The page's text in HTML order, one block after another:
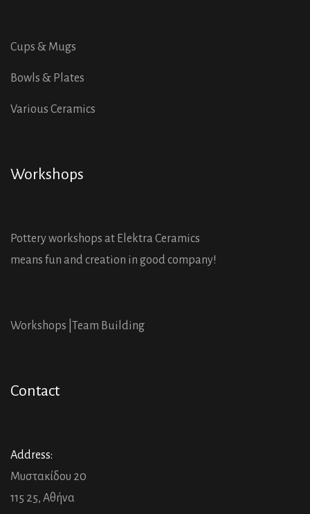
Cups & Mugs
Bowls & Plates
Various Ceramics
Workshops
Pottery workshops at Elektra Ceramics
means fun and creation in good company!
Workshops | Team Building
Contact
Address:
Μυστακίδου 20
115 25, Αθήνα